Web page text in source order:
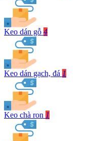
Keo dán gỗ 4
Keo dán gạch, đá 1
Keo chà ron 1